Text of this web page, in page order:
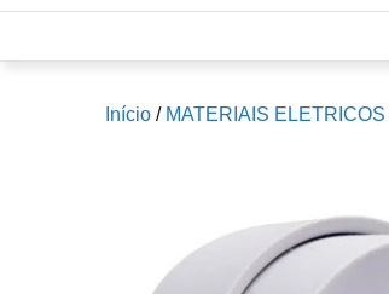
Início / MATERIAIS ELETRICOS